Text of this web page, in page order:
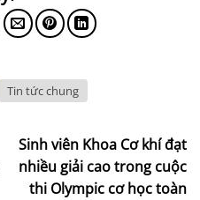
Tin tức chung
Sinh viên Khoa Cơ khí đạt
nhiều giải cao trong cuộc
thi Olympic cơ học toàn